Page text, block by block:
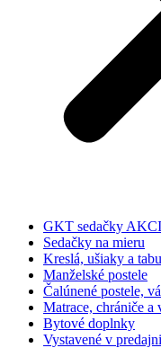
GKT sedačky
Sedačky na mieru
Kreslá, ušiaky a
Manželské postele
Čalúnené postele,
Matrace, chrániče a
Bytové doplnky
Vystavené v predajni